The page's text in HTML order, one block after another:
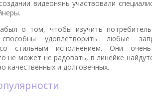
видеонянь участвовали
о том, чтобы изучить
удовлетворить любые
со стильным исполнением. Они
не может не радовать, в линейке
качественных и долговечных.